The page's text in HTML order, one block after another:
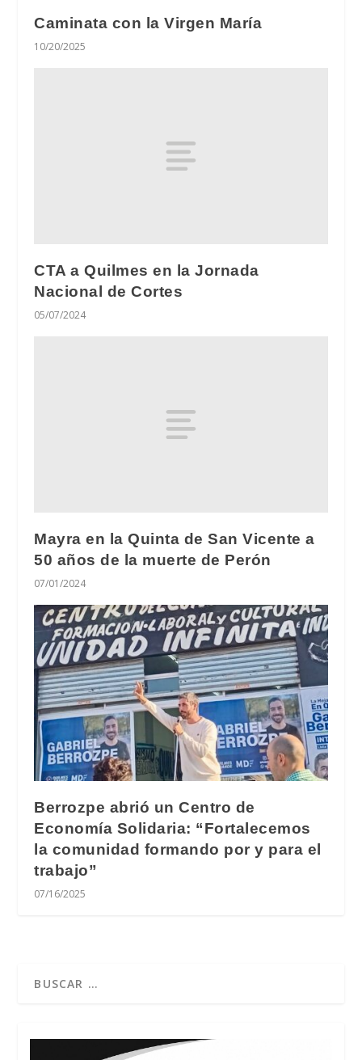
Caminata con la Virgen María
10/20/2025
CTA a Quilmes en la Jornada
Nacional de Cortes
05/07/2024
Mayra en la Quinta de San Vicente a
50 años de la muerte de Perón
07/01/2024
Berrozpe abrió un Centro de
Economía Solidaria: “Fortalecemos
la comunidad formando por y para el
trabajo”
07/16/2025